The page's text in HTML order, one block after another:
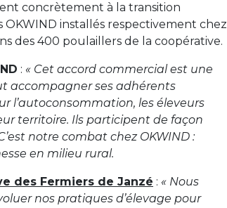
concrètement à la transition
installés respectivement chez
des 400 poulaillers de la coopérative.
: « Cet accord commercial est une
accompagner ses adhérents
l’autoconsommation, les éleveurs
territoire. Ils participent de façon
notre combat chez OKWIND :
en milieu rural.
des Fermiers de Janzé : « Nous
nos pratiques d’élevage pour